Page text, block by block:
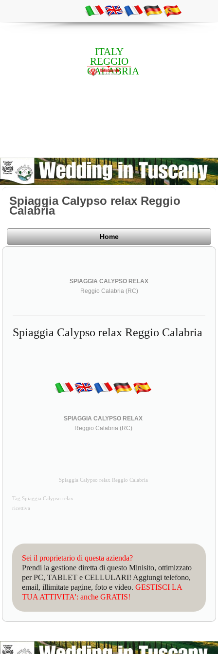
ITALY
REGGIO
CALABRIA
Spiaggia Calypso relax Reggio
Calabria
Home
SPIAGGIA CALYPSO RELAX
Reggio Calabria (RC)
Spiaggia Calypso relax Reggio Calabria
SPIAGGIA CALYPSO RELAX
Reggio Calabria (RC)
Spiaggia Calypso relax Reggio Calabria
Tag Spiaggia Calypso relax
ricettiva
Sei il proprietario di questa azienda?
Prendi la gestione diretta di questo Minisito, ottimizzato
per PC, TABLET e CELLULARI! Aggiungi telefono,
email, illimitate pagine, foto e video.GESTISCI LA
TUA ATTIVITA': anche GRATIS!